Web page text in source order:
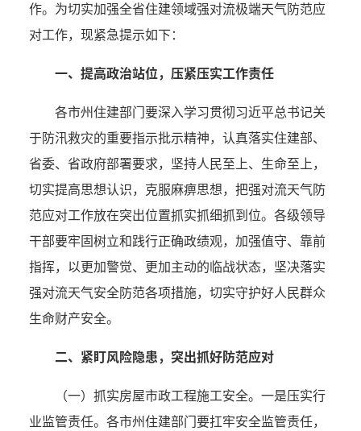
作。为切实加强全省住建领域强对流极端天气防范应
对工作，现紧急提示如下：
一、提高政治站位，压紧压实工作责任
各市州住建部门要深入学习贯彻习近平总书记关
于防汛救灾的重要指示批示精神，认真落实住建部、
省委、省政府部署要求，坚持人民至上、生命至上，
切实提高思想认识，克服麻痹思想，把强对流天气防
范应对工作放在突出位置抓实抓细抓到位。各级领导
干部要牢固树立和践行正确政绩观，加强值守、靠前
指挥，以更加警觉、更加主动的临战状态，坚决落实
强对流天气安全防范各项措施，切实守护好人民群众
生命财产安全。
二、紧盯风险隐患，突出抓好防范应对
（一）抓实房屋市政工程施工安全。 一是压实行
业监管责任。 各市州住建部门要扛牢安全监管责任，